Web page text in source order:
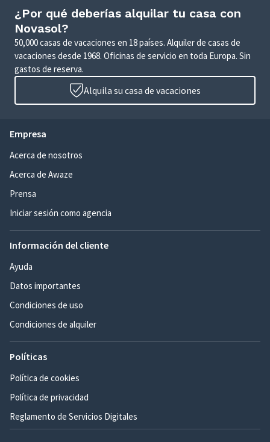
¿Por qué deberías alquilar tu casa con
Novasol?
50,000 casas de vacaciones en 18 países. Alquiler de casas de
vacaciones desde 1968. Oficinas de servicio en toda Europa. Sin
gastos de reserva.
Alquila su casa de vacaciones
Empresa
Acerca de nosotros
Acerca de Awaze
Prensa
Iniciar sesión como agencia
Información del cliente
Ayuda
Datos importantes
Condiciones de uso
Condiciones de alquiler
Políticas
Política de cookies
Política de privacidad
Reglamento de Servicios Digitales